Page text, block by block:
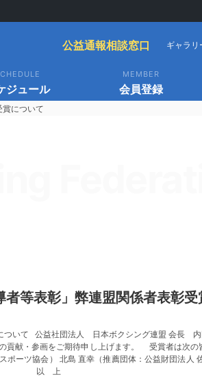
公益通報相談窓口 ギャラリ
ジュール
MEMBER
会員登録
について
等表彰」弊連盟関係者表彰受
について 公益社団法人 日本ボクシング連盟 会
貢献・参画をご期待申し上げます。 受賞者は次の
ポーツ協会） 北島 直幸（推薦団体：公益財団法
以 上